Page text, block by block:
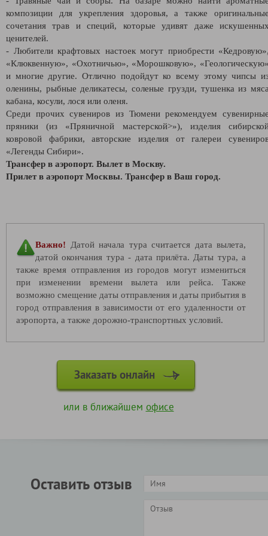
композиции для укрепления здоровья, а также
сочетания трав и специй, которые удивят даже
ценителей.
- Любители крафтовых настоек могут приобрести
«Клюквенную», «Охотничью», «Морошковую»,
и многие другие. Отлично подойдут ко всему этому чипсы
оленины, рыбные деликатесы, соленые грузди, тушенка из
кабана, косули, лося или оленя.
Среди прочих сувениров из Тюмени рекомендуем
пряники (из «Пряничной мастерской>»), изделия
ковровой фабрики, авторские изделия от галереи
«Легенды Сибири».
Трансфер в аэропорт. Вылет в Москву.
Прилет в аэропорт Москвы. Трансфер в Ваш город.
Важно! Датой начала тура считается дата вылета,
датой окончания тура - дата прилёта. Даты тура, а
также время отправления из городов могут измениться
при изменении времени вылета или рейса. Также
возможно смещение даты отправления и даты прибытия в
город отправления в зависимости от его удаленности от
аэропорта, а также дорожно-транспортных условий.
Заказать онлайн
или в ближайшем офисе
Оставить отзыв